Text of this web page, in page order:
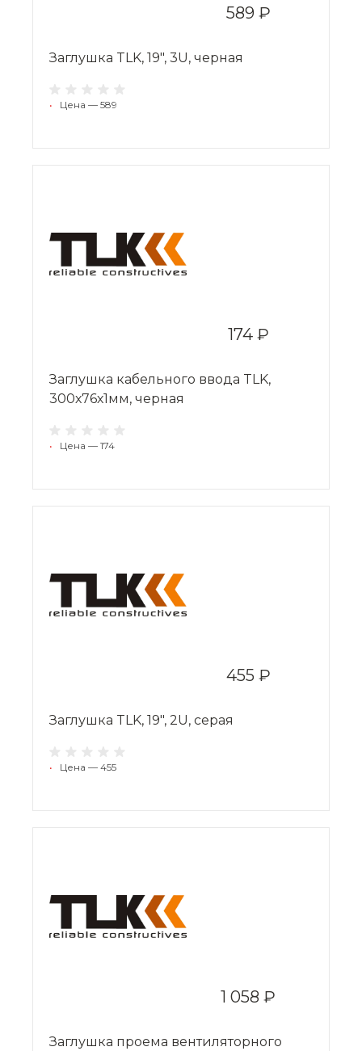
589 ₽
Заглушка TLK, 19", 3U, черная
• Цена — 589
174 ₽
Заглушка кабельного ввода TLK,
300х76х1мм, черная
• Цена — 174
455 ₽
Заглушка TLK, 19", 2U, серая
• Цена — 455
1 058 ₽
Заглушка проема вентиляторного